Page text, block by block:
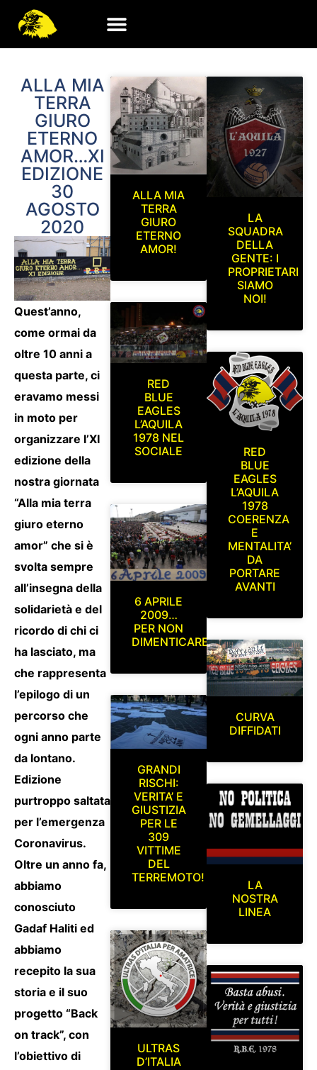
ALLA MIA
TERRA
GIURO
ETERNO
AMOR…XI
EDIZIONE
30
AGOSTO
2020
Quest’anno,
come ormai da
oltre 10 anni a
questa parte, ci
eravamo messi
in moto per
organizzare l’XI
edizione della
nostra giornata
“Alla mia terra
giuro eterno
amor” che si è
svolta sempre
all’insegna della
solidarietà e del
ricordo di chi ci
ha lasciato, ma
che rappresenta
l’epilogo di un
percorso che
ogni anno parte
da lontano.
Edizione
purtroppo saltata
per l’emergenza
Coronavirus.
Oltre un anno fa,
abbiamo
conosciuto
Gadaf Haliti ed
abbiamo
recepito la sua
storia e il suo
progetto “Back
on track”, con
l’obiettivo di
ALLA MIA
TERRA
GIURO
ETERNO
AMOR!
RED
BLUE
EAGLES
L’AQUILA
1978 NEL
SOCIALE
6 APRILE
2009…
PER NON
DIMENTICARE
GRANDI
RISCHI:
VERITA’ E
GIUSTIZIA
PER LE
309
VITTIME
DEL
TERREMOTO!
ULTRAS
D’ITALIA
LA
SQUADRA
DELLA
GENTE: I
PROPRIETARI
SIAMO
NOI!
RED
BLUE
EAGLES
L’AQUILA
1978
COERENZA
E
MENTALITA’
DA
PORTARE
AVANTI
CURVA
DIFFIDATI
LA
NOSTRA
LINEA